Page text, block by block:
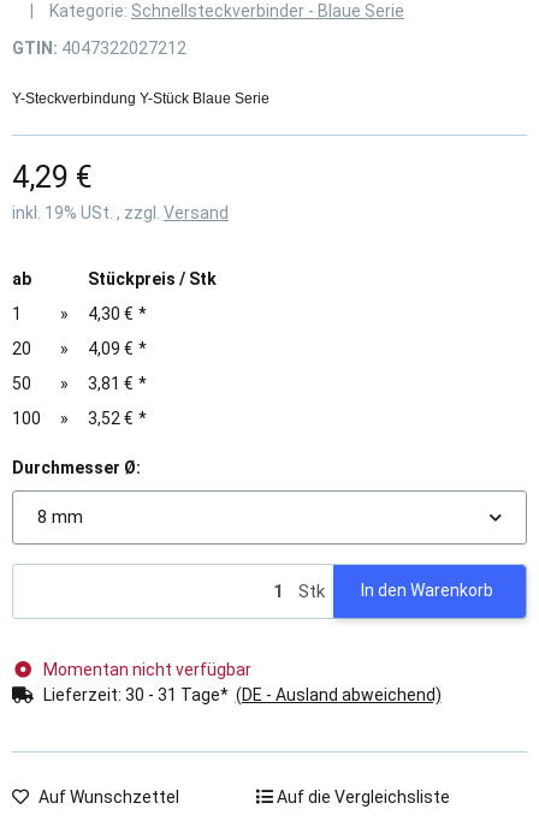
Kategorie: Schnellsteckverbinder - Blaue Serie
GTIN: 4047322027212
Y-Steckverbindung Y-Stück Blaue Serie
4,29 €
inkl. 19% USt. , zzgl. Versand
ab
Stückpreis / Stk
1
» 4,30 € *
20
» 4,09 € *
50
» 3,81 € *
100
» 3,52 € *
Durchmesser Ø:
8 mm
Stk In den Warenkorb
Momentan nicht verfügbar
Lieferzeit: 30 - 31 Tage* (DE - Ausland abweichend)
Auf Wunschzettel Auf die Vergleichsliste